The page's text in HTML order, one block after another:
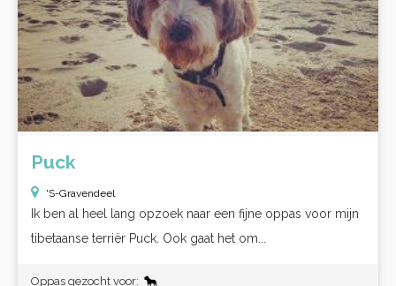
Puck
'S-Gravendeel
Ik ben al heel lang opzoek naar een fijne oppas voor mijn
tibetaanse terriër Puck. Ook gaat het om...
Oppas gezocht voor: